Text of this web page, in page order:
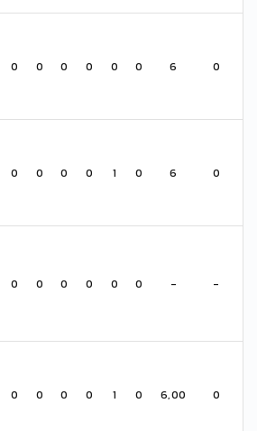
0 0 0 0 0 0 6 0
0 0 0 0 1 0 6 0
0 0 0 0 0 0 - -
0 0 0 0 1 0 6,00 0